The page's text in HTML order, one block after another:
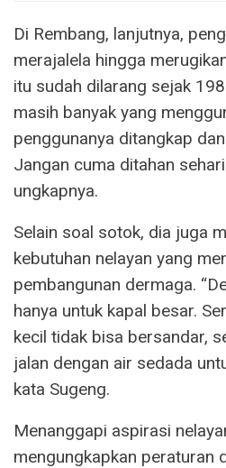
Di Rembang, lanjutnya,
merajalela hingga
itu sudah dilarang sejak
masih banyak yang
penggunanya ditangkap
Jangan cuma ditahan
ungkapnya.
Selain soal sotok, dia juga
kebutuhan nelayan yang
pembangunan dermaga.
hanya untuk kapal besar.
kecil tidak bisa bersandar,
jalan dengan air sedada
kata Sugeng.
Menanggapi aspirasi
mengungkapkan peraturan